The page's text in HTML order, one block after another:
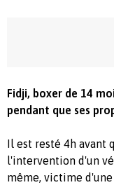
Fidji, boxer de 14
pendant que ses
Il est resté 4h avant
l'intervention d'un
même, victime